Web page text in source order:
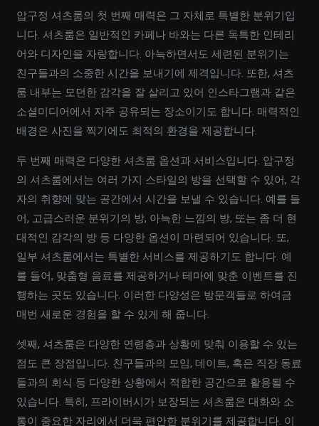
압구정 셔츠룸의 첫 번째 매력은 그 자체로 특별한 분위기입
니다. 셔츠룸은 일반적인 카페나 바와는 다른 독특한 인테리
어와 디자인을 자랑합니다. 아늑하면서도 세련된 분위기는
친구들과의 소중한 시간을 보내기에 제격입니다. 또한, 셔츠
룸 내부는 모던한 감각을 잘 살리고 있어 인스타그램과 같은
소셜미디어에서 자주 공유되는 장소이기도 합니다. 매력적인
배경은 사진을 찍기에도 최적의 환경을 제공합니다.
두 번째 매력은 다양한 셔츠룸 옵션과 서비스입니다. 압구정
의 셔츠룸에서는 여러 가지 스타일의 방을 선택할 수 있어, 각
자의 취향에 맞는 공간에서 시간을 보낼 수 있습니다. 예를 들
어, 고급스러운 분위기의 방, 아늑한 느낌의 방, 또는 좀 더 현
대적인 감각의 방 등 다양한 옵션이 마련되어 있습니다. 또,
일부 셔츠룸에서는 특별한 서비스를 제공하기도 합니다. 예
를 들어, 맞춤형 음료를 제공하거나 테마에 맞춘 이벤트를 진
행하는 곳도 있습니다. 이러한 다양성은 방문객들로 하여금
매번 새로운 경험을 할 수 있게 해 줍니다.
셋째, 셔츠룸은 다양한 연령층과 상황에 맞춰 이용할 수 있는
점도 큰 장점입니다. 친구들과의 모임, 데이트, 혹은 직장 동료
들과의 회식 등 다양한 상황에서 적합한 공간으로 활용될 수
있습니다. 특히, 프라이버시가 보장되는 셔츠룸은 대화와 소
통이 중요한 자리에서 더욱 편안한 분위기를 제공합니다. 이